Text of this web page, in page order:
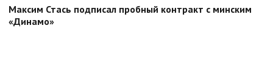
Максим Стась подписал пробный контракт с минским
«Динамо»